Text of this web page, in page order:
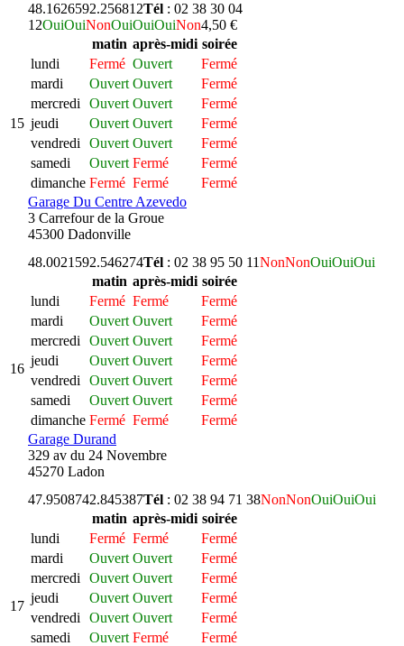
15
48.1626592.256812Tél : 02 38 30 04
12OuiOuiNonOuiOuiOuiNon4,50 €
matin après-midi soirée
lundi
Fermé Ouvert
Fermé
mardi
Ouvert Ouvert
Fermé
mercredi
Ouvert Ouvert
Fermé
jeudi
Ouvert Ouvert
Fermé
vendredi
Ouvert Ouvert
Fermé
samedi
Ouvert Fermé
Fermé
dimanche Fermé Fermé
Fermé
Garage Du Centre Azevedo
3 Carrefour de la Groue
45300 Dadonville
16
48.0021592.546274Tél : 02 38 95 50 11NonNonOuiOuiOui
matin après-midi soirée
lundi
Fermé Fermé
Fermé
mardi
Ouvert Ouvert
Fermé
mercredi
Ouvert Ouvert
Fermé
jeudi
Ouvert Ouvert
Fermé
vendredi
Ouvert Ouvert
Fermé
samedi
Ouvert Ouvert
Fermé
dimanche Fermé Fermé
Fermé
Garage Durand
329 av du 24 Novembre
45270 Ladon
17
47.9508742.845387Tél : 02 38 94 71 38NonNonOuiOuiOui
matin après-midi soirée
lundi
Fermé Fermé
Fermé
mardi
Ouvert Ouvert
Fermé
mercredi
Ouvert Ouvert
Fermé
jeudi
Ouvert Ouvert
Fermé
vendredi
Ouvert Ouvert
Fermé
samedi
Ouvert Fermé
Fermé